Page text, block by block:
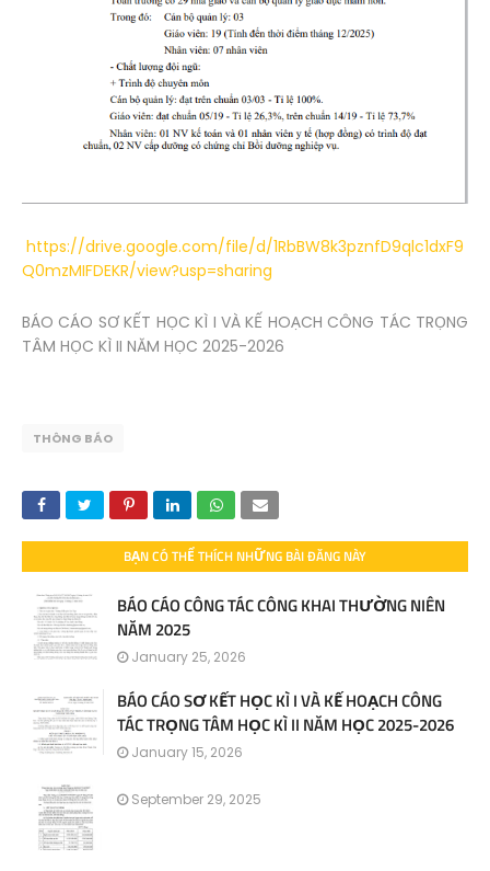
https://drive.google.com/file/d/1RbBW8k3pznfD9qlc1dxF9
Q0mzMIFDEKR/view?usp=sharing
BÁO CÁO SƠ KẾT HỌC KÌ I VÀ KẾ HOẠCH CÔNG TÁC TRỌNG
TÂM HỌC KÌ II NĂM HỌC 2025-2026
THÔNG BÁO
BẠN CÓ THỂ THÍCH NHỮNG BÀI ĐĂNG NÀY
BÁO CÁO CÔNG TÁC CÔNG KHAI THƯỜNG NIÊN
NĂM 2025
January 25, 2026
BÁO CÁO SƠ KẾT HỌC KÌ I VÀ KẾ HOẠCH CÔNG
TÁC TRỌNG TÂM HỌC KÌ II NĂM HỌC 2025-2026
January 15, 2026
September 29, 2025